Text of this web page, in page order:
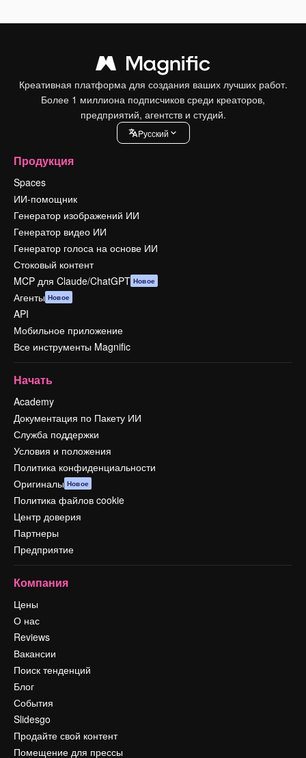
Креативная платформа для создания ваших лучших работ.
Более 1 миллиона подписчиков среди креаторов,
предприятий, агентств и студий.
Pусский
Продукция
Spaces
ИИ-помощник
Генератор изображений ИИ
Генератор видео ИИ
Генератор голоса на основе ИИ
Стоковый контент
MCP для Claude/ChatGPT Новое
Агенты Новое
API
Мобильное приложение
Все инструменты Magnific
Начать
Academy
Документация по Пакету ИИ
Служба поддержки
Условия и положения
Политика конфиденциальности
Оригиналы Новое
Политика файлов cookie
Центр доверия
Партнеры
Предприятие
Компания
Цены
О нас
Reviews
Вакансии
Поиск тенденций
Блог
События
Slidesgo
Продайте свой контент
Помещение для прессы